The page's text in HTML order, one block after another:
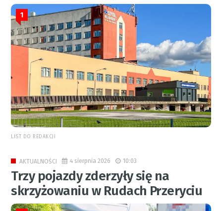
1
LIST DO REDAKCJI
AKTUALNOŚCI 4 sierpnia 2026 10:03
Trzy pojazdy zderzyły się na
skrzyżowaniu w Rudach Przeryciu